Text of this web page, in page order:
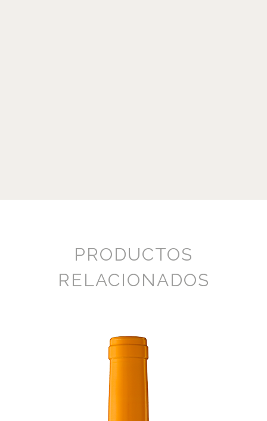
PRODUCTOS
RELACIONADOS